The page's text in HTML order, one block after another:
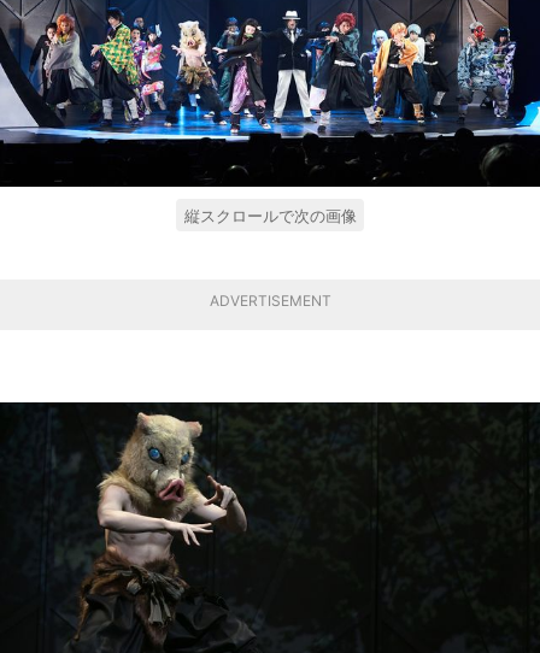
縦スクロールで次の画像
ADVERTISEMENT